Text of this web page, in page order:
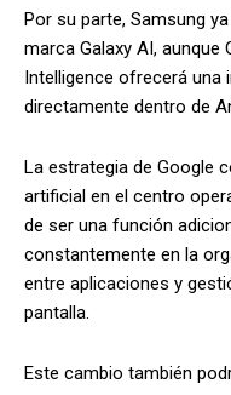
Por su parte, Samsung
marca Galaxy AI, aunque
Intelligence ofrecerá
directamente dentro de
La estrategia de Google
artificial en el centro
de ser una función
constantemente en la
entre aplicaciones y
pantalla.
Este cambio también